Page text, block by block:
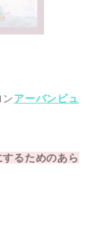
アーバンビュ
るためのあら